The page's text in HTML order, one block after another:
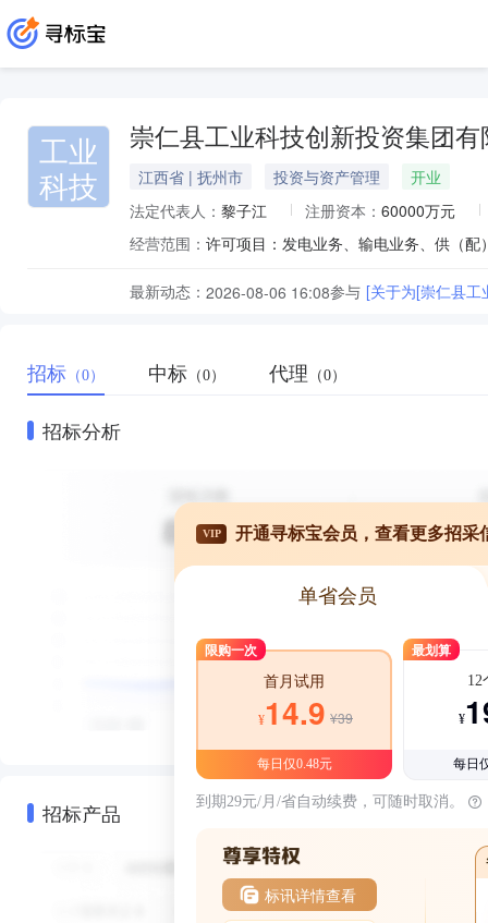
工业
科技
崇仁县工业科技创新投资集团有
江西省 | 抚州市 投资与资产管理
开业
法定代表人： 黎子江 注册资本： 60000万元
经营范围：
最新动态： 2026-08-06 16:08参与 [关于为[崇仁县
招标 （0） 中标 （0） 代理 （0）
招标分析
招标产品
VIP 开通寻标宝会员，查看更多招采
单省会员
限购一次
首月试用
¥14.9 ¥39
每日仅0.48元
最划算
12
¥
每日
到期29元/月/省自动续费，可随时取消。
标讯详情查看